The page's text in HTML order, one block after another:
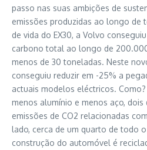
passo nas suas ambições de
emissões produzidas ao longo de
de vida do EX30, a Volvo
carbono total ao longo de
menos de 30 toneladas. Neste
conseguiu reduzir em -25% a
actuais modelos eléctricos.
menos alumínio e menos aço,
emissões de CO2 relacionadas
lado, cerca de um quarto de todo
construção do automóvel é